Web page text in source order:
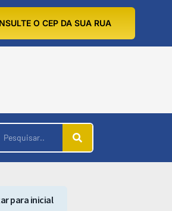
O CEP DA SUA RUA
para inicial